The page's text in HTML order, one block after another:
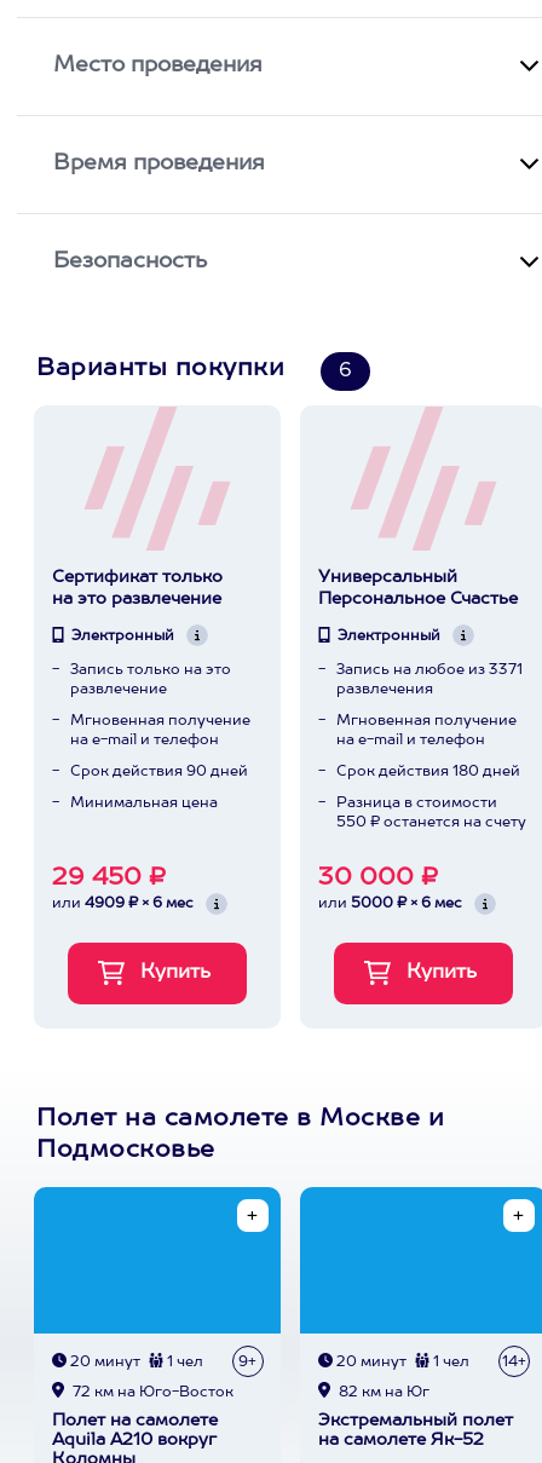
Место проведения
Время проведения
Безопасность
Варианты покупки 6
Сертификат только
на это развлечение
Электронный
Запись только на это
развлечение
Мгновенная получение
на e-mail и телефон
Срок действия 90 дней
Минимальная цена
29 450 ₽
или 4909 ₽ × 6 мес
Универсальный
Персональное Счастье
Электронный
Запись на любое из 3371
развлечения
Мгновенная получение
на e-mail и телефон
Срок действия 180 дней
Разница в стоимости
550 ₽ останется на счету
30 000 ₽
или 5000 ₽ × 6 мес
Полет на самолете в Москве и
Подмосковье
20 минут 1 чел 9+
72 км на Юго-Восток
Полет на самолете
Aquila A210 вокруг
Коломны
20 минут 1 чел 14+
82 км на Юг
Экстремальный полет
на самолете Як-52